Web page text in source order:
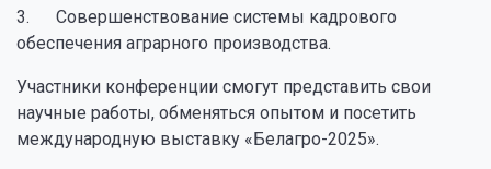
3. Совершенствование системы кадрового
обеспечения аграрного производства.
Участники конференции смогут представить свои
научные работы, обменяться опытом и посетить
международную выставку «Белагро-2025».